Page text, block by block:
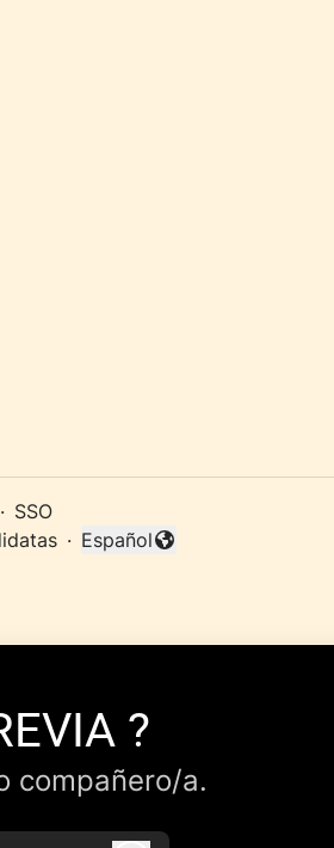
· SSO
·
Cambiar idioma
Español
?
compañero/a.